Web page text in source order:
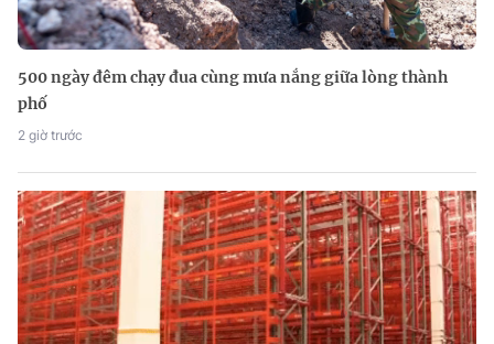
500 ngày đêm chạy đua cùng mưa nắng giữa lòng thành
phố
2 giờ trước